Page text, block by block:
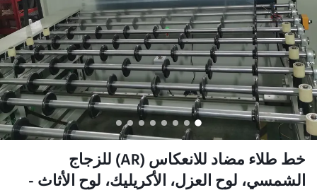
خط طلاء مضاد للانعكاس (AR) للزجاج
الشمسي، لوح العزل، الأكريليك، لوح الأثاث -